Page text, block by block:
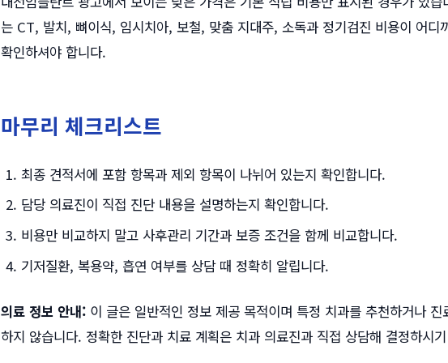
는 CT, 발치, 뼈이식, 임시치아, 보철, 맞춤 지대주, 소독과 정기검진 비용이 어디
확인하셔야 합니다.
마무리 체크리스트
최종 견적서에 포함 항목과 제외 항목이 나뉘어 있는지 확인합니다.
담당 의료진이 직접 진단 내용을 설명하는지 확인합니다.
비용만 비교하지 말고 사후관리 기간과 보증 조건을 함께 비교합니다.
기저질환, 복용약, 흡연 여부를 상담 때 정확히 알립니다.
의료 정보 안내: 이 글은 일반적인 정보 제공 목적이며 특정 치과를 추천하거나 진
하지 않습니다. 정확한 진단과 치료 계획은 치과 의료진과 직접 상담해 결정하시